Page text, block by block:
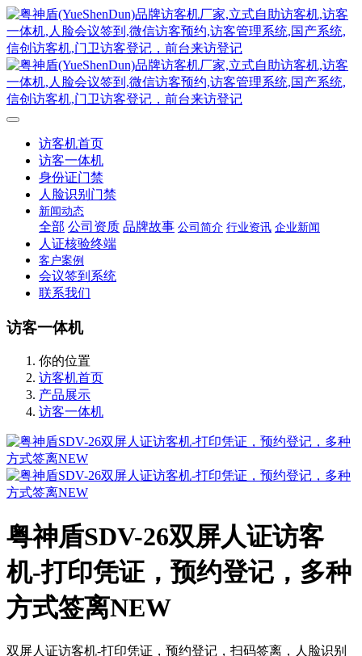
访客机首页
访客一体机
身份证门禁
人脸识别门禁
新闻动态
全部 公司资质 品牌故事 公司简介 行业资讯 企业新闻
人证核验终端
客户案例
会议签到系统
联系我们
访客一体机
你的位置
访客机首页
产品展示
访客一体机
粤神盾SDV-26双屏人证访客
机-打印凭证，预约登记，多种
方式签离NEW
双屏人证访客机-打印凭证，预约登记，扫码签离，人脸识别